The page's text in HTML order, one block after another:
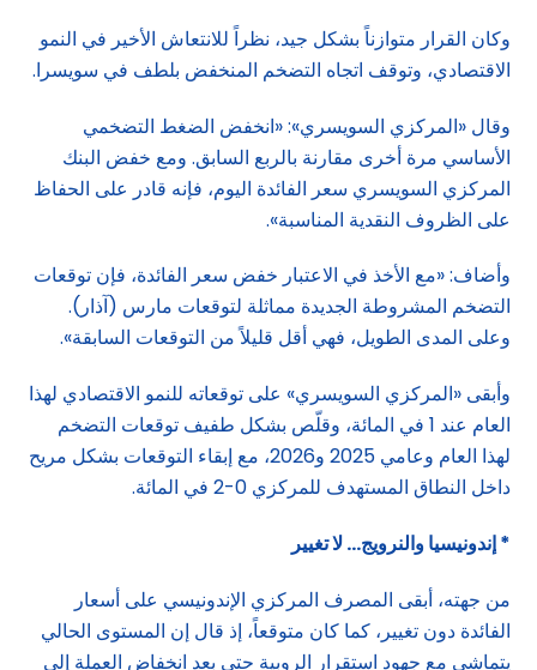
وكان القرار متوازناً بشكل جيد، نظراً للانتعاش الأخير في النمو
الاقتصادي، وتوقف اتجاه التضخم المنخفض بلطف في سويسرا.
وقال «المركزي السويسري»: «انخفض الضغط التضخمي
الأساسي مرة أخرى مقارنة بالربع السابق. ومع خفض البنك
المركزي السويسري سعر الفائدة اليوم، فإنه قادر على الحفاظ
على الظروف النقدية المناسبة».
وأضاف: «مع الأخذ في الاعتبار خفض سعر الفائدة، فإن توقعات
التضخم المشروطة الجديدة مماثلة لتوقعات مارس (آذار).
وعلى المدى الطويل، فهي أقل قليلاً من التوقعات السابقة».
وأبقى «المركزي السويسري» على توقعاته للنمو الاقتصادي لهذا
العام عند 1 في المائة، وقلّص بشكل طفيف توقعات التضخم
لهذا العام وعامي 2025 و2026، مع إبقاء التوقعات بشكل مريح
داخل النطاق المستهدف للمركزي 0-2 في المائة.
* إندونيسيا والنرويج… لا تغيير
من جهته، أبقى المصرف المركزي الإندونيسي على أسعار
الفائدة دون تغيير، كما كان متوقعاً، إذ قال إن المستوى الحالي
يتماشى مع جهود استقرار الروبية حتى بعد انخفاض العملة إلى